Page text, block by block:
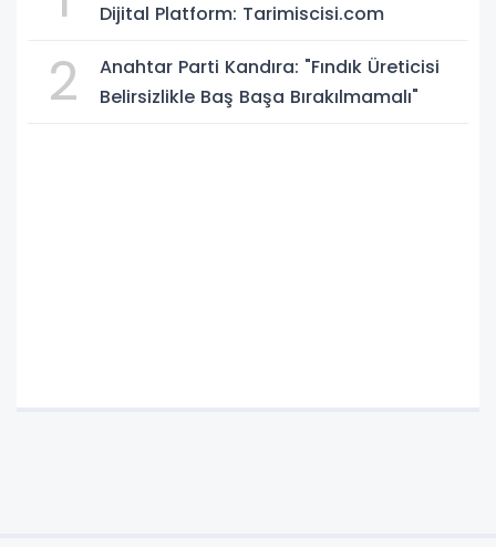
Dijital Platform: Tarimiscisi.com
2
Anahtar Parti Kandıra: "Fındık Üreticisi
Belirsizlikle Baş Başa Bırakılmamalı"